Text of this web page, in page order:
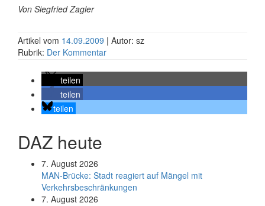
Von Siegfried Zagler
Artikel vom 14.09.2009 | Autor: sz
Rubrik: Der Kommentar
teilen
teilen
teilen
DAZ heute
7. August 2026
MAN-Brücke: Stadt reagiert auf Mängel mit
Verkehrsbeschränkungen
7. August 2026